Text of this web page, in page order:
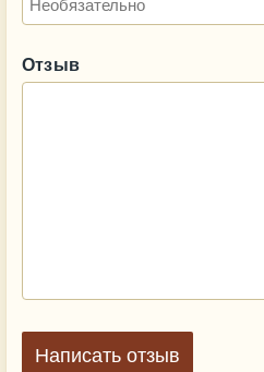
Отзыв
Написать отзыв